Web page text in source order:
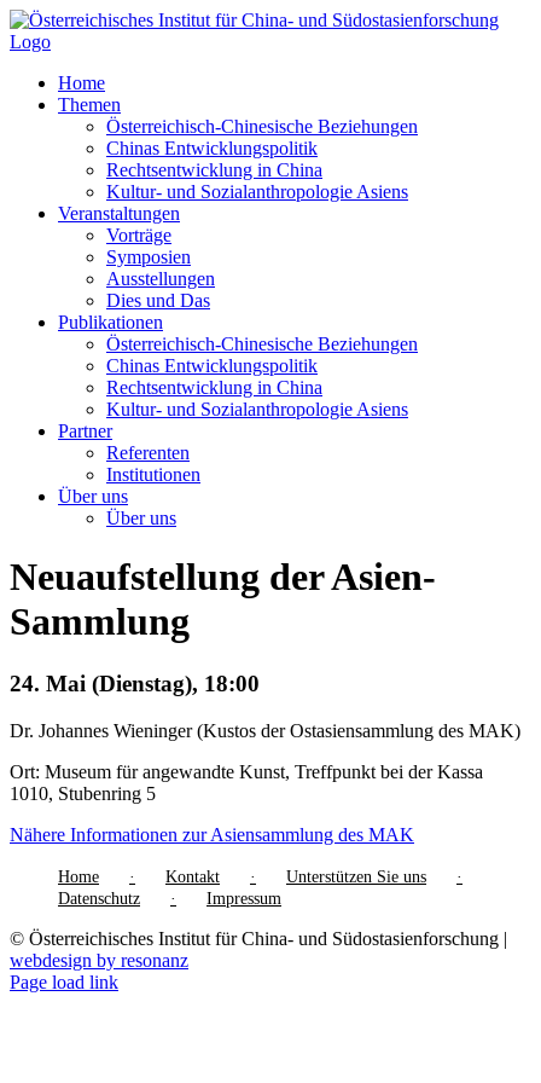
Zum
Inhalt
Home
Themen
Österreichisch-Chinesische Beziehungen
Chinas Entwicklungspolitik
Rechtsentwicklung in China
Kultur- und Sozialanthropologie Asiens
Veranstaltungen
Vorträge
Symposien
Ausstellungen
Dies und Das
Publikationen
Österreichisch-Chinesische Beziehungen
Chinas Entwicklungspolitik
Rechtsentwicklung in China
Kultur- und Sozialanthropologie Asiens
Partner
Referenten
Institutionen
Über uns
Über uns
Neuaufstellung der Asien-
Sammlung
24. Mai (Dienstag), 18:00
Dr. Johannes Wieninger (Kustos der Ostasiensammlung des MAK)
Ort: Museum für angewandte Kunst, Treffpunkt bei der Kassa
1010, Stubenring 5
Nähere Informationen zur Asiensammlung des MAK
Home Kontakt
Unterstützen Sie uns
Datenschutz
Impressum
© Österreichisches Institut für China- und Südostasienforschung |
webdesign by resonanz
Page load link